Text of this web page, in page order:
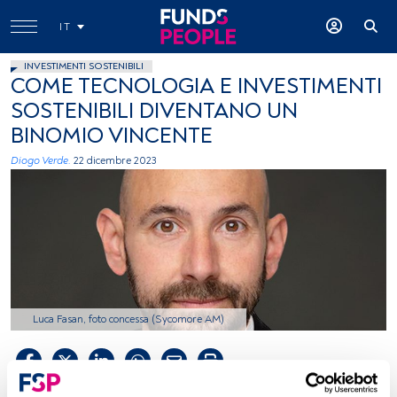
IT
INVESTIMENTI SOSTENIBILI
COME TECNOLOGIA E INVESTIMENTI
SOSTENIBILI DIVENTANO UN
BINOMIO VINCENTE
Diogo Verde. 22 dicembre 2023
Luca Fasan, foto concessa (Sycomore AM)
Tempo di lettura: